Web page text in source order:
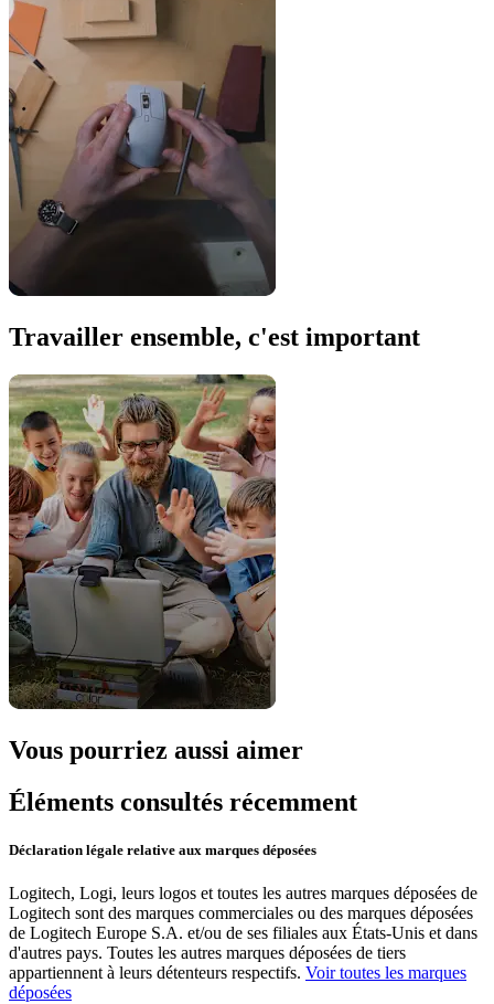
Travailler ensemble, c'est important
Vous pourriez aussi aimer
Éléments consultés récemment
Déclaration légale relative aux marques déposées
Logitech, Logi, leurs logos et toutes les autres marques déposées de
Logitech sont des marques commerciales ou des marques déposées
de Logitech Europe S.A. et/ou de ses filiales aux États-Unis et dans
d'autres pays. Toutes les autres marques déposées de tiers
appartiennent à leurs détenteurs respectifs. Voir toutes les marques
déposées